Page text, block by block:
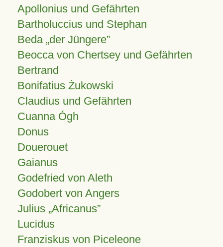
Apollonius und Gefährten
Bartholuccius und Stephan
Beda „der Jüngere”
Beocca von Chertsey und Gefährten
Bertrand
Bonifatius Żukowski
Claudius und Gefährten
Cuanna Ógh
Donus
Douerouet
Gaianus
Godefried von Aleth
Godobert von Angers
Julius Africanus
Lucidus
Franziskus von Piceleone